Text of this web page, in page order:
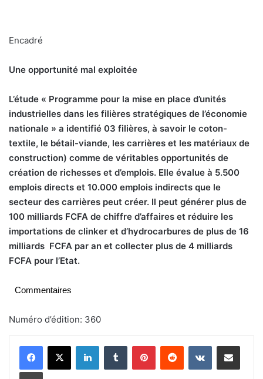
Encadré
Une opportunité mal exploitée
L’étude « Programme pour la mise en place d’unités
industrielles dans les filières stratégiques de l’économie
nationale » a identifié 03 filières, à savoir le coton-
textile, le bétail-viande, les carrières et les matériaux de
construction) comme de véritables opportunités de
création de richesses et d’emplois. Elle évalue à 5.500
emplois directs et 10.000 emplois indirects que le
secteur des carrières peut créer. Il peut générer plus de
100 milliards FCFA de chiffre d’affaires et réduire les
importations de clinker et d’hydrocarbures de plus de 16
milliards FCFA par an et collecter plus de 4 milliards
FCFA pour l’Etat.
Commentaires
Numéro d’édition: 360